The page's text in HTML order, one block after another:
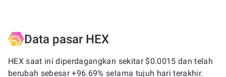
Data pasar HEX
HEX saat ini diperdagangkan sekitar $0.0015 dan telah
berubah sebesar +96.69% selama tujuh hari terakhir.